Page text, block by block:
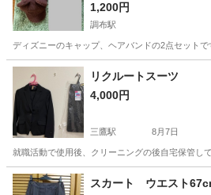
1,200円
調布駅
ディズニーのキャップ、ヘアバンドの2点セット
東京 調布市 調布駅
リクルートスーツ
4,000円
三鷹駅 8月7日
就職活動で使用後、クリーニングの後自宅保管し
東京 三鷹市 三鷹駅 スーツ
スカート ウエスト